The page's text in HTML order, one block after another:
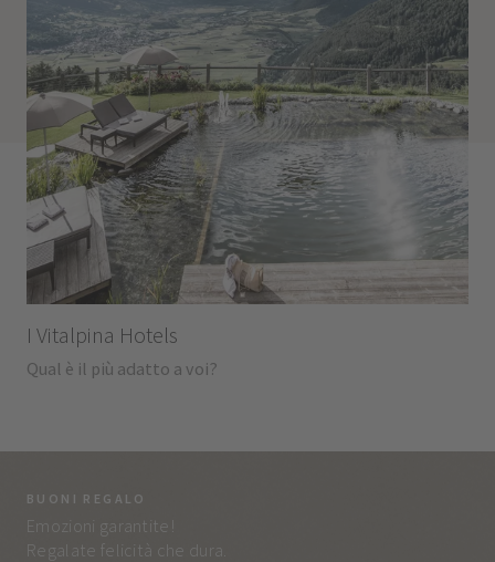
I Vitalpina Hotels
Qual è il più adatto a voi?
BUONI REGALO
Emozioni garantite!
Regalate felicità che dura.